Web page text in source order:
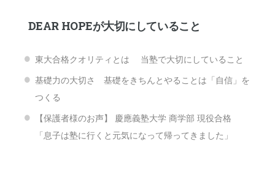
DEAR HOPEが大切にしていること
東大合格クオリティとは 当塾で大切にしていること
基礎力の大切さ 基礎をきちんとやることは「自信」を
つくる
【保護者様のお声】 慶應義塾大学 商学部 現役合格
「息子は塾に行くと元気になって帰ってきました」